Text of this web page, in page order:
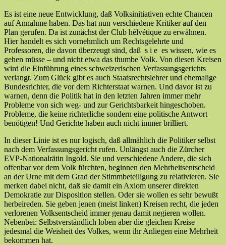
Es ist eine neue Entwicklung, daß Volksinitiativen echte Chancen
auf Annahme haben. Das hat nun verschiedene Kritiker auf den
Plan gerufen. Da ist zunächst der Club hélvétique zu erwähnen.
Hier handelt es sich vornehmlich um Rechtsgelehrte und
Professoren, die davon überzeugt sind, daß s i e es wissen, wie es
gehen müsse – und nicht etwa das thumbe Volk. Von diesen Kreisen
wird die Einführung eines schweizerischen Verfassungsgerichts
verlangt. Zum Glück gibt es auch Staatsrechtslehrer und ehemalige
Bundesrichter, die vor dem Richterstaat warnen. Und davor ist zu
warnen, denn die Politik hat in den letzten Jahren immer mehr
Probleme von sich weg- und zur Gerichtsbarkeit hingeschoben.
Probleme, die keine richterliche sondern eine politische Antwort
benötigen! Und Gerichte haben auch nicht immer brilliert.
In dieser Linie ist es nur logisch, daß allmählich die Politiker selbst
nach dem Verfassungsgericht rufen. Unlängst auch die Zürcher
EVP-Nationalrätin Ingold. Sie und verschiedene Andere, die sich
offenbar vor dem Volk fürchten, beginnen den Mehrheitsentscheid
an der Urne mit dem Grad der Stimmbeteiligung zu relativieren. Sie
merken dabei nicht, daß sie damit ein Axiom unserer direkten
Demokratie zur Disposition stellen. Oder sie wollen es sehr bewußt
herbeireden. Sie geben jenen (meist linken) Kreisen recht, die jeden
verlorenen Volksentscheid immer genau damit negieren wollen.
Nebenbei: Selbstverständlich loben aber die gleichen Kreise
jedesmal die Weisheit des Volkes, wenn ihr Anliegen eine Mehrheit
bekommen hat.